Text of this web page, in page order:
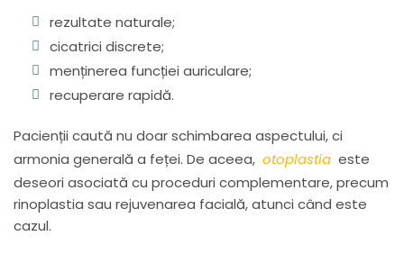
rezultate naturale;
cicatrici discrete;
menținerea funcției auriculare;
recuperare rapidă.
Pacienții caută nu doar schimbarea aspectului, ci
armonia generală a feței. De aceea, otoplastia este
deseori asociată cu proceduri complementare, precum
rinoplastia sau rejuvenarea facială, atunci când este
cazul.